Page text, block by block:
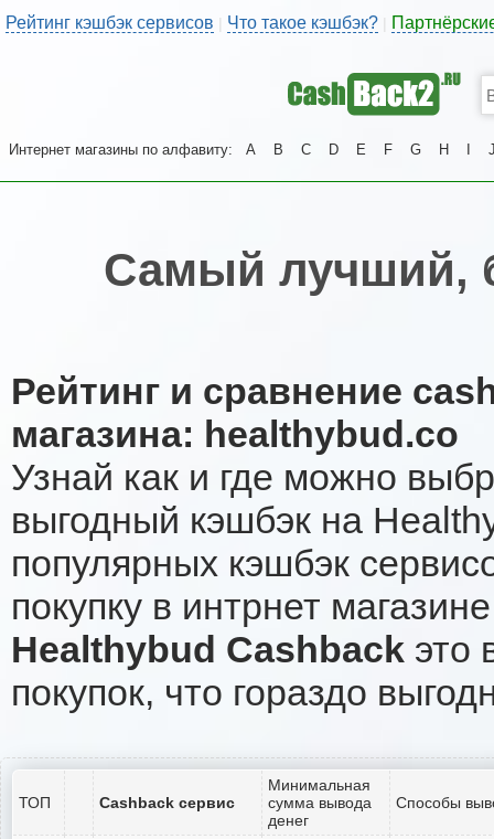
Рейтинг кэшбэк сервисов | Что такое кэшбэк?
Интернет магазины по алфавиту: A B C D E F G H
Самый лучший,
Рейтинг и сравнение
магазина: healthybud.co
Узнай как и где можно
выгодный кэшбэк на
популярных кэшбэк
покупку в интрнет
Healthybud Cashback это
покупок, что гораздо
ТОП Cashback сервис
Минимальная
сумма вывода
денег
Способы